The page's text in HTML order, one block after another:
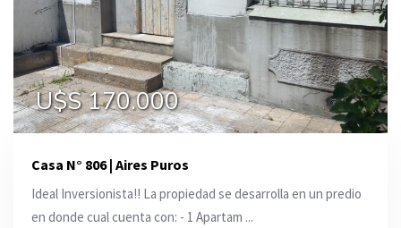
U$S 170.000
Casa N° 806 | Aires Puros
Ideal Inversionista!! La propiedad se desarrolla en un predio
en donde cual cuenta con: - 1 Apartam ...